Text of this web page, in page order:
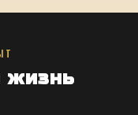
жизнь